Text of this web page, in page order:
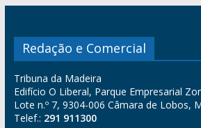
Redação e Comercial
Tribuna da Madeira
Edifício O Liberal, Parque Empresarial
Lote n.º 7, 9304-006 Câmara de Lobos,
Telef.: 291 911300